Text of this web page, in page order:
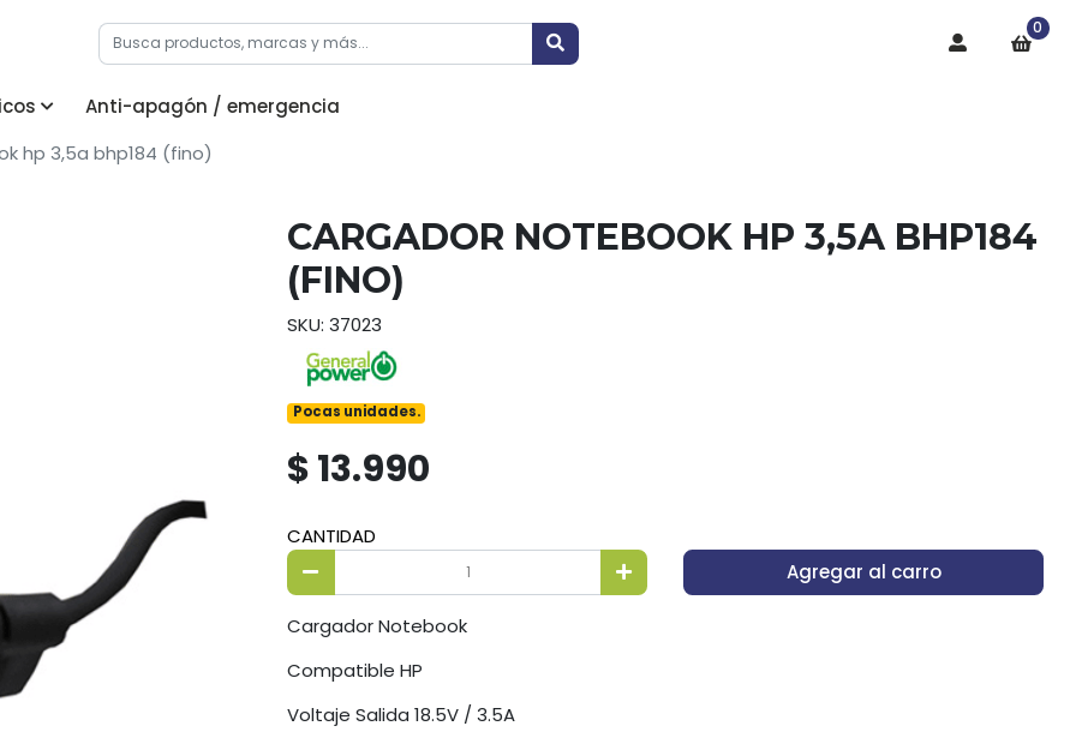
0
Anti-apagón / emergencia
hp 3,5a bhp184 (fino)
CARGADOR NOTEBOOK HP 3,5A BHP184
(FINO)
SKU: 37023
Pocas unidades.
$ 13.990
CANTIDAD
Agregar al carro
Cargador Notebook
Compatible HP
Voltaje Salida 18.5V / 3.5A